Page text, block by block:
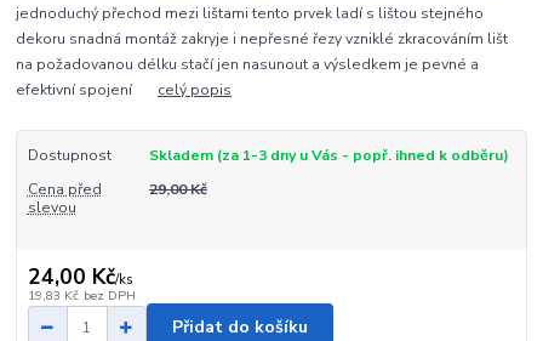
jednoduchý přechod mezi lištami tento prvek ladí s lištou stejného
dekoru snadná montáž zakryje i nepřesné řezy vzniklé zkracováním lišt
na požadovanou délku stačí jen nasunout a výsledkem je pevné a
efektivní spojení celý popis
Dostupnost
Skladem (za 1-3 dny u Vás - popř. ihned k odběru)
Cena před
slevou
29,00 Kč
24,00 Kč/ks
19,83 Kč bez DPH
Přidat do košíku